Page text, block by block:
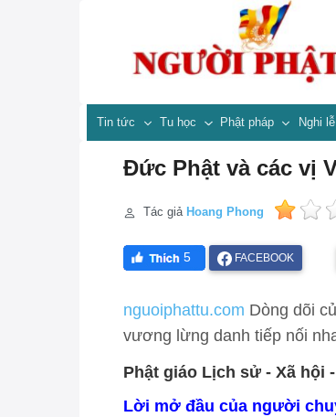
Tin tức Tu học Phật pháp Nghi lễ
Đức Phật và các vị
Tác giả Hoang Phong
5 FACEBOOK
nguoiphattu.com Dòng dõi
vương lừng danh tiếp nối
Phật giáo Lịch sử - Xã hội
Lời mở đầu của người